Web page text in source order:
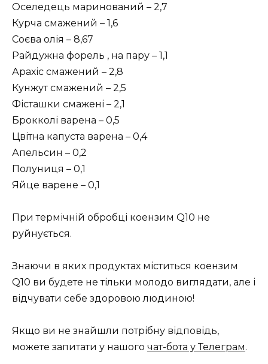
Оселедець маринований – 2,7
Курча смажений – 1,6
Соєва олія – 8,67
Райдужна форель , на пару – 1,1
Арахіс смажений – 2,8
Кунжут смажений – 2,5
Фісташки смажені – 2,1
Брокколі варена – 0,5
Цвітна капуста варена – 0,4
Апельсин – 0,2
Полуниця – 0,1
Яйце варене – 0,1
При термічній обробці коензим Q10 не
руйнується.
Знаючи в яких продуктах міститься коензим
Q10 ви будете не тільки молодо виглядати, але і
відчувати себе здоровою людиною!
Якщо ви не знайшли потрібну відповідь,
можете запитати у нашого чат-бота у Телеграм.